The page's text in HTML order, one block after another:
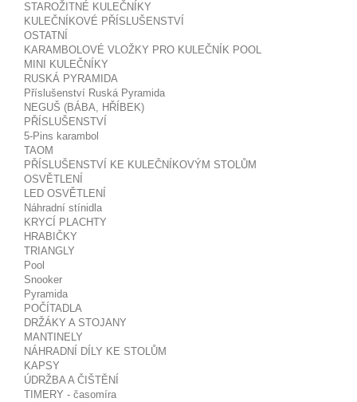
STAROŽITNÉ KULEČNÍKY
KULEČNÍKOVÉ PŘÍSLUŠENSTVÍ
OSTATNÍ
KARAMBOLOVÉ VLOŽKY PRO KULEČNÍK POOL
MINI KULEČNÍKY
RUSKÁ PYRAMIDA
Příslušenství Ruská Pyramida
NEGUŠ (BÁBA, HŘÍBEK)
PŘÍSLUŠENSTVÍ
5-Pins karambol
TAOM
PŘÍSLUŠENSTVÍ KE KULEČNÍKOVÝM STOLŮM
OSVĚTLENÍ
LED OSVĚTLENÍ
Náhradní stínidla
KRYCÍ PLACHTY
HRABIČKY
TRIANGLY
Pool
Snooker
Pyramida
POČÍTADLA
DRŽÁKY A STOJANY
MANTINELY
NÁHRADNÍ DÍLY KE STOLŮM
KAPSY
ÚDRŽBA A ČIŠTĚNÍ
TIMERY - časomíra